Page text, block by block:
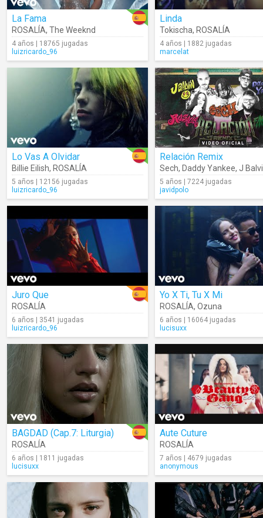
La Fama
ROSALÍA, The Weeknd
4 años | 18765 jugadas
luizricardo_96
Linda
Tokischa, ROSALÍA
4 años | 1882 jugadas
marcelat
Lo Vas A Olvidar
Billie Eilish, ROSALÍA
5 años | 12156 jugadas
luizricardo_96
Relación Remix
Sech, Daddy Yankee, J
5 años | 7224 jugadas
javidpolo
Juro Que
ROSALÍA
6 años | 3541 jugadas
luizricardo_96
Yo X Ti, Tu X Mi
ROSALÍA, Ozuna
6 años | 16064 jugadas
lucisuxx
BAGDAD (Cap.7: Liturgia)
ROSALÍA
6 años | 1811 jugadas
lucisuxx
Aute Cuture
ROSALÍA
7 años | 4679 jugadas
anonymous